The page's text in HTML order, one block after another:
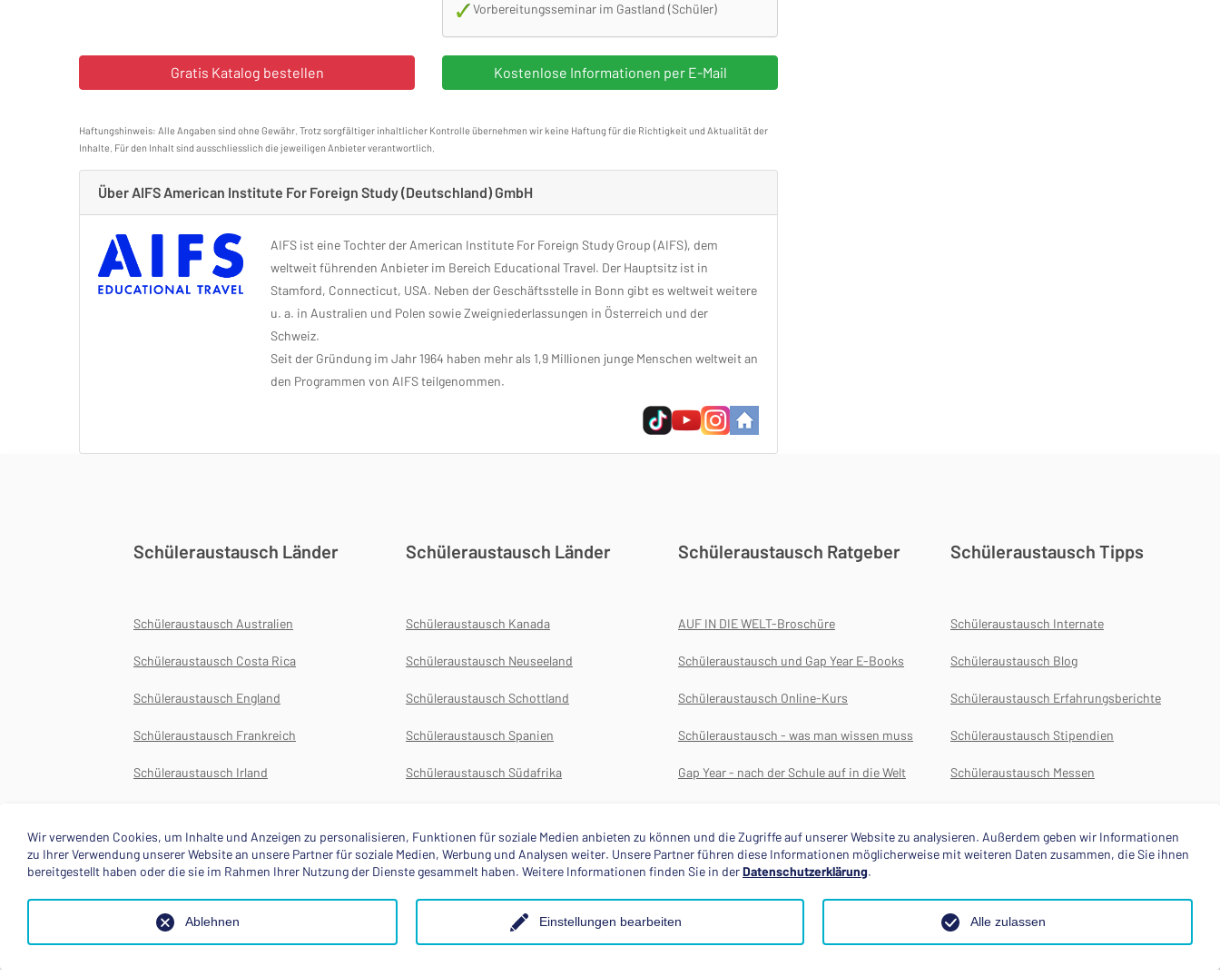
Vorbereitungsseminar im Gastland (Schüler)
Haftungshinweis: Alle Angaben sind ohne Gewähr. Trotz sorgfältiger inhaltlicher Kontrolle übernehmen wir keine Haftung für die Richtigkeit und Aktualität der
Inhalte. Für den Inhalt sind ausschliesslich die jeweiligen Anbieter verantwortlich.
Über AIFS American Institute For Foreign Study (Deutschland) GmbH
AIFS ist eine Tochter der American Institute For Foreign Study Group (AIFS), dem
weltweit führenden Anbieter im Bereich Educational Travel. Der Hauptsitz ist in
Stamford, Connecticut, USA. Neben der Geschäftsstelle in Bonn gibt es weltweit weitere
u. a. in Australien und Polen sowie Zweigniederlassungen in Österreich und der
Schweiz.
Seit der Gründung im Jahr 1964 haben mehr als 1,9 Millionen junge Menschen weltweit an
den Programmen von AIFS teilgenommen.
Schüleraustausch Länder
Schüleraustausch Australien
Schüleraustausch Costa Rica
Schüleraustausch England
Schüleraustausch Frankreich
Schüleraustausch Irland
Schüleraustausch Länder
Schüleraustausch Kanada
Schüleraustausch Neuseeland
Schüleraustausch Schottland
Schüleraustausch Spanien
Schüleraustausch Südafrika
Schüleraustausch Ratgeber
AUF IN DIE WELT-Broschüre
Schüleraustausch und Gap Year E-Books
Schüleraustausch Online-Kurs
Schüleraustausch - was man wissen muss
Gap Year - nach der Schule auf in die Welt
Schüleraustausch Tipps
Schüleraustausch Internate
Schüleraustausch Blog
Schüleraustausch Erfahrungsberichte
Schüleraustausch Stipendien
Schüleraustausch Messen
About Folge uns
Wir verwenden Cookies, um Inhalte und Anzeigen zu personalisieren, Funktionen für soziale Medien anbieten zu können und die Zugriffe auf unserer Website zu analysieren. Außerdem geben wir Informationen
zu Ihrer Verwendung unserer Website an unsere Partner für soziale Medien, Werbung und Analysen weiter. Unsere Partner führen diese Informationen möglicherweise mit weiteren Daten zusammen, die Sie ihnen
bereitgestellt haben oder die sie im Rahmen Ihrer Nutzung der Dienste gesammelt haben. Weitere Informationen finden Sie in derDatenschutzerklärung.
Einstellungen bearbeiten
Ablehnen Alle zulassen